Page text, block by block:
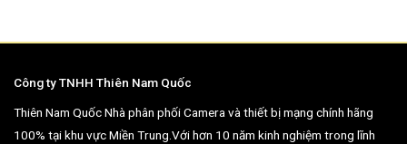
Công ty TNHH Thiên Nam Quốc
Thiên Nam Quốc Nhà phân phối Camera và thiết bị mạng chính hãng
100% tại khu vực Miền Trung.Với hơn 10 năm kinh nghiệm trong lĩnh